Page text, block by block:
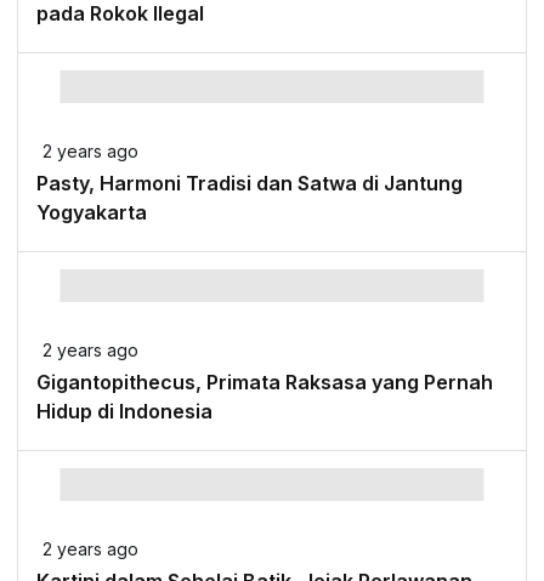
pada Rokok Ilegal
2 years ago
Pasty, Harmoni Tradisi dan Satwa di Jantung
Yogyakarta
2 years ago
Gigantopithecus, Primata Raksasa yang Pernah
Hidup di Indonesia
2 years ago